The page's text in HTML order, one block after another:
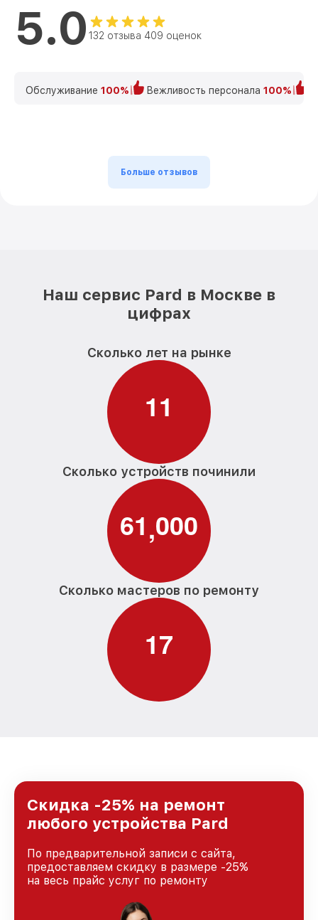
5.0 132 отзыва 409 оценок
Обслуживание 100% Вежливость персонала 100%
Больше отзывов
Наш сервис Pard в Москве в
цифрах
Сколько лет на рынке
11
Сколько устройств починили
61,000
Сколько мастеров по ремонту
17
Скидка -25% на ремонт
любого устройства Pard
По предварительной записи с сайта,
предоставляем скидку в размере -25%
на весь прайс услуг по ремонту